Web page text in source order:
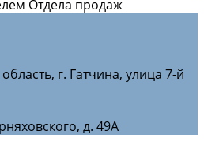
Отдела продаж
г. Гатчина, улица 7-й
д. 49А